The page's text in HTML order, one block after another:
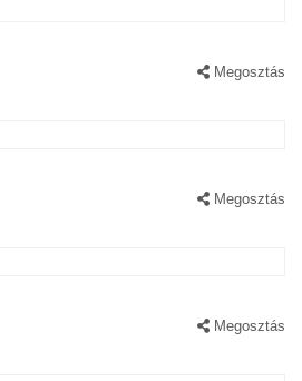
Megosztás
Megosztás
Megosztás